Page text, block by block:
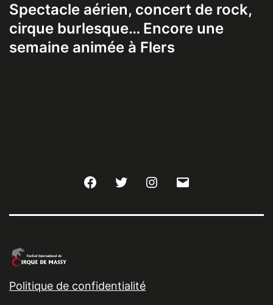
Spectacle aérien, concert de rock,
cirque burlesque… Encore une
semaine animée à Flers
FacebookTwitter Instagram
Politique de confidentialité